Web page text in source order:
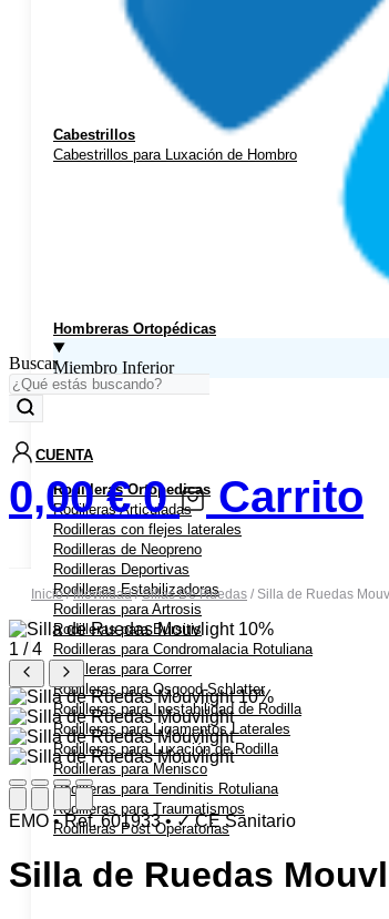
Cabestrillos
Cabestrillos para Luxación de Hombro
Hombreras Ortopédicas
Miembro Inferior
Rodilleras Ortopedicas
Rodilleras Articuladas
Rodilleras con flejes laterales
Rodilleras de Neopreno
Rodilleras Deportivas
Rodilleras Estabilizadoras
Rodilleras para Artrosis
Rodilleras para Bursitis
Rodilleras para Condromalacia Rotuliana
Rodilleras para Correr
Rodilleras para Osgood-Schlatter
Rodilleras para Inestabilidad de Rodilla
Rodilleras para Ligamentos Laterales
Rodilleras para Luxación de Rodilla
Rodilleras para Menisco
Rodilleras para Tendinitis Rotuliana
Rodilleras para Traumatismos
Rodilleras Post Operatorias
Buscar
CUENTA
0,00€ 0 Carrito
Inicio/Movilidad/Sillas De Ruedas / Silla de Ruedas
10%
1 / 4
10%
EMO • Ref. 601933 • ✓ CE Sanitario
Silla de Ruedas